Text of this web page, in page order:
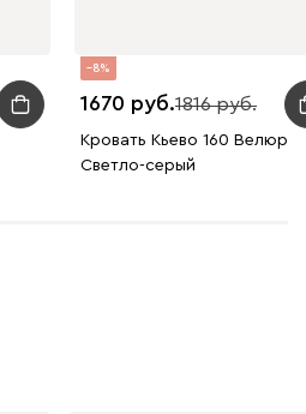
8
1670 1816
Кровать Кьево 160 Велюр
Светло-серый